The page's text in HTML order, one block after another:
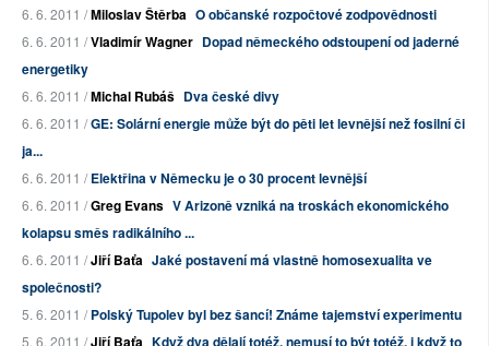
6. 6. 2011 /Miloslav Štěrba O občanské rozpočtové zodpovědnosti
6. 6. 2011 /Vladimír Wagner Dopad německého odstoupení od jaderné
energetiky
6. 6. 2011 /Michal Rubáš Dva české divy
6. 6. 2011 /GE: Solární energie může být do pěti let levnější než fosilní či
ja...
6. 6. 2011 /Elektřina v Německu je o 30 procent levnější
6. 6. 2011 /Greg Evans V Arizoně vzniká na troskách ekonomického
kolapsu směs radikálního ...
6. 6. 2011 /Jiří Baťa Jaké postavení má vlastně homosexualita ve
společnosti?
5. 6. 2011 /Polský Tupolev byl bez šancí! Známe tajemství experimentu
5. 6. 2011 /Jiří Baťa Když dva dělají totéž, nemusí to být totéž, i když to